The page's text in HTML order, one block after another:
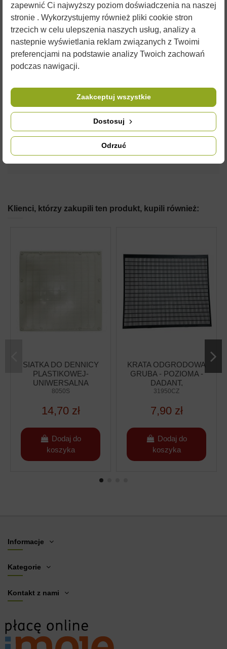
Kolor produktu zależy od partii materiału.
Dodennicy polecamy zawsze przydatnekorpusyorazramki
Polecamy również doskonałej jakości firmy Łysońwęzę
Przydatny może okazać cię równieżpodkurzacz
Zdjęcia są ilustracją poglądową i czasami przedmioty mogą
SZCZEGÓŁY PRODUKTU
KOMENTARZE (0)
Klienci, którzy zakupili ten produkt, kupili również:
SIATKA DO DENNICY
PLASTIKOWEJ-
UNIWERSALNA
8050S
14,70 zł
Dodaj do
koszyka
KRATA ODGRODOWA
GRUBA - POZIOMA -
DADANT,
LANGSTROTH
31950CZ
7,90 zł
Dodaj do
koszyka
Informacje
Kategorie
Kontakt z nami
zapewnić Ci najwyższy poziom doświadczenia na naszej
stronie . Wykorzystujemy również pliki cookie stron
trzecich w celu ulepszenia naszych usług, analizy a
nastepnie wyświetlania reklam związanych z Twoimi
preferencjami na podstawie analizy Twoich zachowań
podczas nawigacji.
Odrzuć
Dostosuj
Zaakceptuj wszystkie